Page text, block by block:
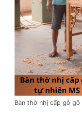
Bàn thờ nhị cấp gỗ